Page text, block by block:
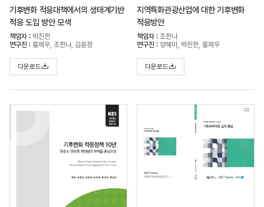
기후변화 적응대책에서의 생태계기반
적응 도입 방안 모색
책임자 : 박진한
연구진 : 홍제우, 조한나, 김윤정
다운로드
지역특화관광산업에 대한 기후변화
적응방안
책임자 : 조한나
연구진 : 양혜미, 박진한, 홍제우
다운로드